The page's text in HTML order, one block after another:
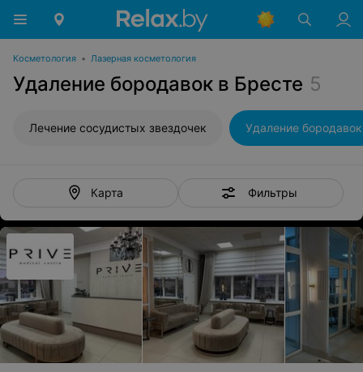
Косметология • Лазерная косметология
Удаление бородавок в Бресте 5
Лечение сосудистых звездочек Удаление бородавок
Карта Фильтры